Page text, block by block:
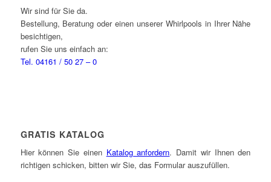
Wir sind für Sie da.
Bestellung, Beratung oder einen unserer Whirlpools in Ihrer Nähe
besichtigen,
rufen Sie uns einfach an:
Tel. 04161 / 50 27 – 0
GRATIS KATALOG
Hier können Sie einen Katalog anfordern. Damit wir Ihnen den
richtigen schicken, bitten wir Sie, das Formular auszufüllen.